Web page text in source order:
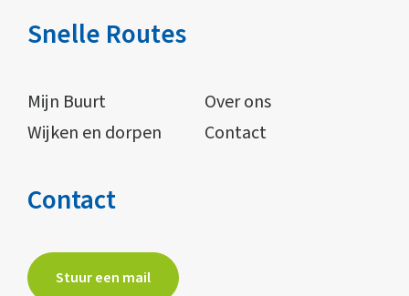
Snelle Routes
Mijn Buurt
Over ons
Wijken en dorpen
Contact
Contact
Stuur een mail